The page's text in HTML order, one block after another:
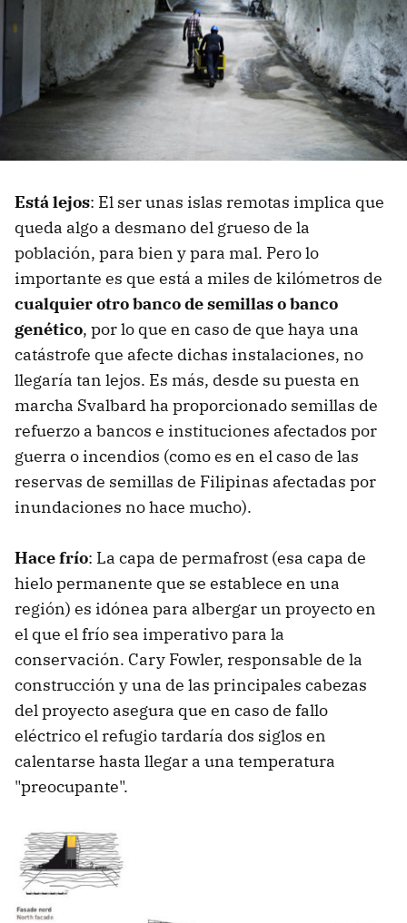
Está lejos: El ser unas islas remotas implica que
queda algo a desmano del grueso de la
población, para bien y para mal. Pero lo
importante es que está a miles de kilómetros de
cualquier otro banco de semillas o banco
genético, por lo que en caso de que haya una
catástrofe que afecte dichas instalaciones, no
llegaría tan lejos. Es más, desde su puesta en
marcha Svalbard ha proporcionado semillas de
refuerzo a bancos e instituciones afectados por
guerra o incendios (como es en el caso de las
reservas de semillas de Filipinas afectadas por
inundaciones no hace mucho).
Hace frío: La capa de permafrost (esa capa de
hielo permanente que se establece en una
región) es idónea para albergar un proyecto en
el que el frío sea imperativo para la
conservación. Cary Fowler, responsable de la
construcción y una de las principales cabezas
del proyecto asegura que en caso de fallo
eléctrico el refugio tardaría dos siglos en
calentarse hasta llegar a una temperatura
"preocupante".